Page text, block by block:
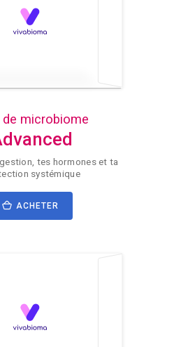
de microbiome
tes hormones et ta
systémique
ACHETER